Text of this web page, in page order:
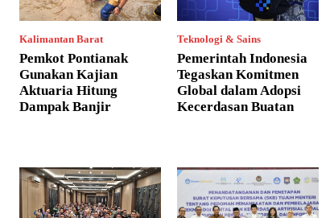
Kalimantan Barat
Pemkot Pontianak
Gunakan Kajian
Aktuaria Hitung
Dampak Banjir
Teknologi & Sains
Pemerintah Indonesia
Tegaskan Komitmen
Global dalam Adopsi
Kecerdasan Buatan